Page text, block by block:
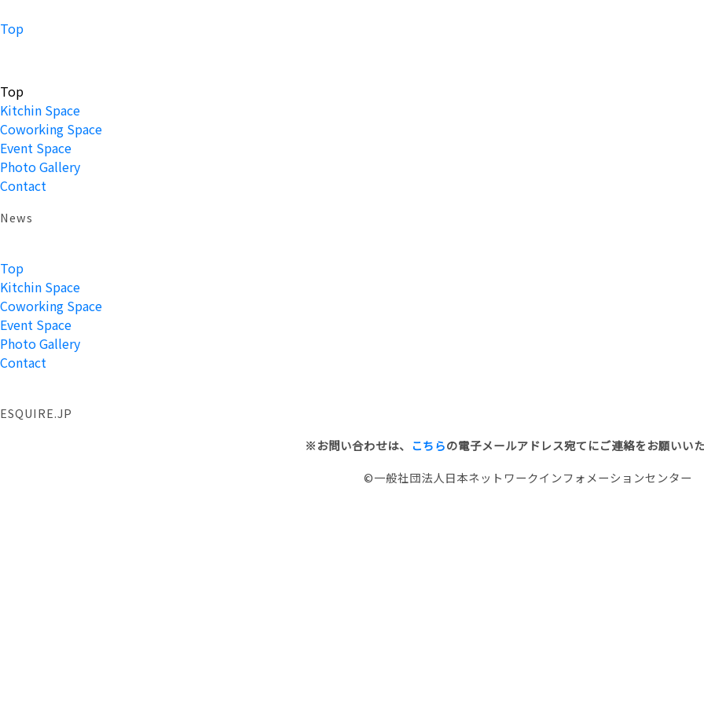
Top
Top
Kitchin Space
Coworking Space
Event Space
Photo Gallery
Contact
News
Top
Kitchin Space
Coworking Space
Event Space
Photo Gallery
Contact
ESQUIRE.JP
※お問い合わせは、 こちらの電子メールアドレス宛てにご連絡をお願いいた
©一般社団法人日本ネットワークインフォメーションセンター